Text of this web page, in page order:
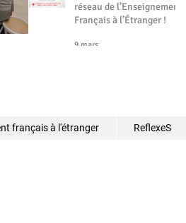
réseau de l’Enseignement
Français à l’Étranger !
9 mars
français à l'étranger ReflexeS